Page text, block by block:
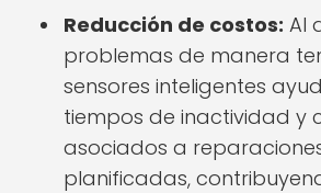
Reducción de costos: Al
problemas de manera
sensores inteligentes
tiempos de inactividad y
asociados a
planificadas,